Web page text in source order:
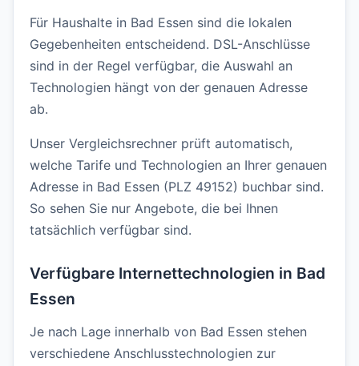
Für Haushalte in Bad Essen sind die lokalen
Gegebenheiten entscheidend. DSL-Anschlüsse
sind in der Regel verfügbar, die Auswahl an
Technologien hängt von der genauen Adresse
ab.
Unser Vergleichsrechner prüft automatisch,
welche Tarife und Technologien an Ihrer genauen
Adresse in Bad Essen (PLZ 49152) buchbar sind.
So sehen Sie nur Angebote, die bei Ihnen
tatsächlich verfügbar sind.
Verfügbare Internettechnologien in Bad
Essen
Je nach Lage innerhalb von Bad Essen stehen
verschiedene Anschlusstechnologien zur